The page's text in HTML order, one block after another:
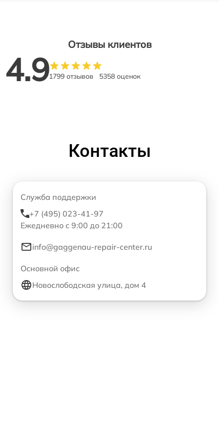
Отзывы клиентов
4.91799 отзывов 5358 оценок
Контакты
Служба поддержки
+7 (495) 023-41-97
Ежедневно с 9:00 до 21:00
info@gaggenau-repair-center.ru
Основной офис
Новослободская улица, дом 4